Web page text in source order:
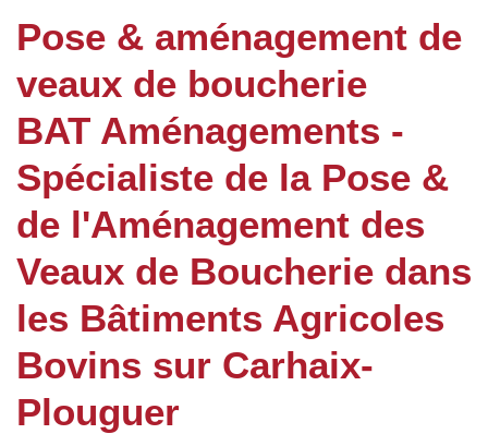
Pose & aménagement de
veaux de boucherie
BAT Aménagements -
Spécialiste de la Pose &
de l'Aménagement des
Veaux de Boucherie dans
les Bâtiments Agricoles
Bovins sur Carhaix-
Plouguer